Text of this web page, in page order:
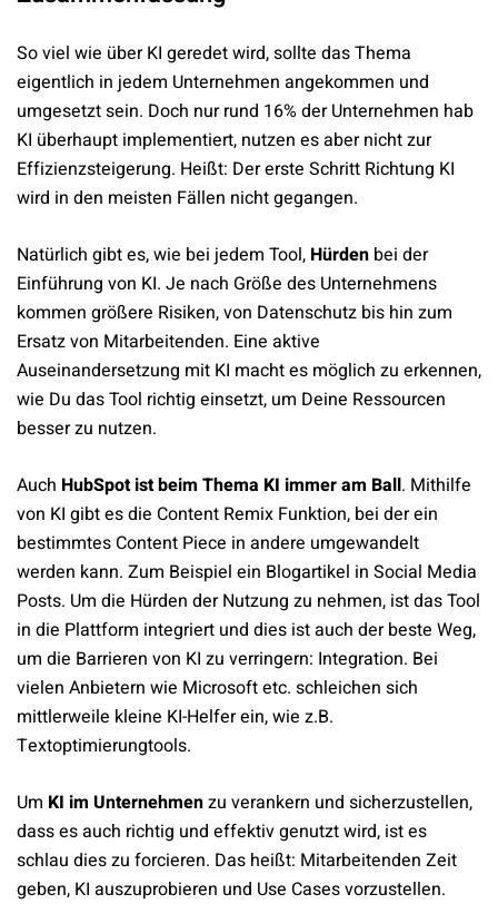
So viel wie über KI geredet wird, sollte das Thema
eigentlich in jedem Unternehmen angekommen und
umgesetzt sein. Doch nur rund 16% der Unternehmen hab
KI überhaupt implementiert, nutzen es aber nicht zur
Effizienzsteigerung. Heißt: Der erste Schritt Richtung KI
wird in den meisten Fällen nicht gegangen.
Natürlich gibt es, wie bei jedem Tool, Hürden bei der
Einführung von KI. Je nach Größe des Unternehmens
kommen größere Risiken, von Datenschutz bis hin zum
Ersatz von Mitarbeitenden. Eine aktive
Auseinandersetzung mit KI macht es möglich zu erkennen,
wie Du das Tool richtig einsetzt, um Deine Ressourcen
besser zu nutzen.
Auch HubSpot ist beim Thema KI immer am Ball. Mithilfe
von KI gibt es die Content Remix Funktion, bei der ein
bestimmtes Content Piece in andere umgewandelt
werden kann. Zum Beispiel ein Blogartikel in Social Media
Posts. Um die Hürden der Nutzung zu nehmen, ist das Tool
in die Plattform integriert und dies ist auch der beste Weg,
um die Barrieren von KI zu verringern: Integration. Bei
vielen Anbietern wie Microsoft etc. schleichen sich
mittlerweile kleine KI-Helfer ein, wie z.B.
Textoptimierungtools.
Um KI im Unternehmenzu verankern und sicherzustellen,
dass es auch richtig und effektiv genutzt wird, ist es
schlau dies zu forcieren. Das heißt: Mitarbeitenden Zeit
geben, KI auszuprobieren und Use Cases vorzustellen.